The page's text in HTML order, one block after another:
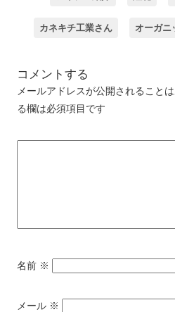
カネキチ工業さん オーガニ
コメントする
メールアドレスが公開されることは
る欄は必須項目です
名前 ※
メール ※